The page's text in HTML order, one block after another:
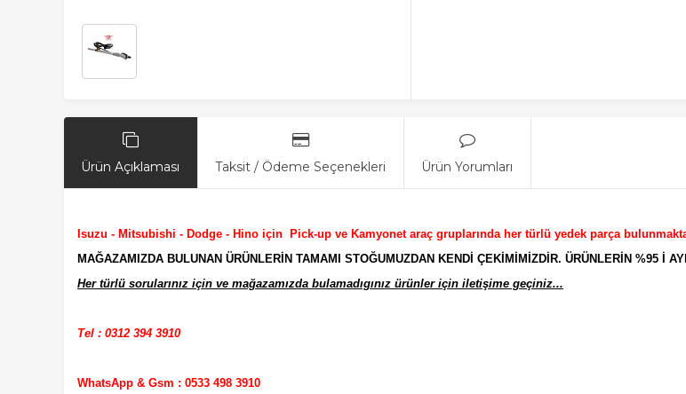
Ürün Açıklaması Taksit / Ödeme Seçenekleri Ürün Yorumları
Isuzu - Mitsubishi - Dodge - Hino için Pick-up ve Kamyonet araç gruplarında her türlü yedek parça
MAĞAZAMIZDA BULUNAN ÜRÜNLERİN TAMAMI STOĞUMUZDAN KENDİ ÇEKİMİMİZDİR. ÜRÜNLERİN %95 İ
Her türlü sorularınız için ve mağazamızda bulamadıgınız ürünler için iletişime geçiniz...
Tel : 0312 394 3910
WhatsApp & Gsm : 0533 498 3910